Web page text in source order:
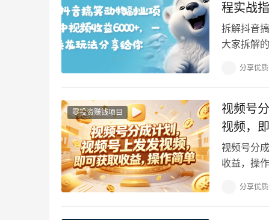
程实战
拆解抖音
大家拆解
分享优
零投资赚钱项目
视频号
视频，
视频号分
收益，操
分享优